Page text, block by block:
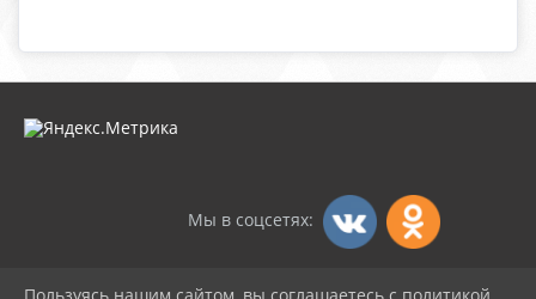
Мы в соцсетях: